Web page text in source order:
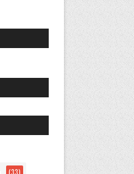
(33)